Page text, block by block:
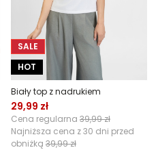
SALE
HOT
Biały top z nadrukiem
29,99 zł
Cena regularna 39,99 zł
Najniższa cena z 30 dni przed
obniżką 39,99 zł